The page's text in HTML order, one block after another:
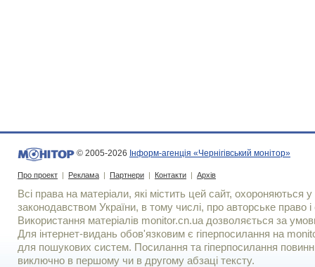
© 2005-2026 Інформ-агенція «Чернігівський монітор»
Про проект | Реклама | Партнери | Контакти | Архів
Всі права на матеріали, які містить цей сайт, охороняються у
законодавством України, в тому числі, про авторське право і
Використання матерiалiв monitor.cn.ua дозволяється за
Для iнтернет-видань обов'язковим є гiперпосилання на
для пошукових систем. Посилання та гіперпосилання
виключно в першому чи в другому абзаці тексту.